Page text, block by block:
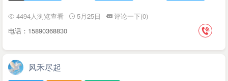
4494人浏览查看 5月25日
评论一下(0)
电话：15890368830
风禾尽起